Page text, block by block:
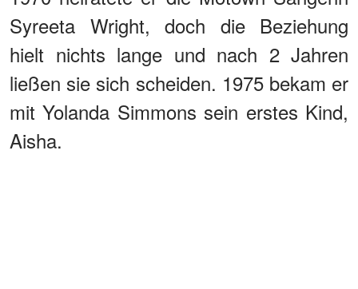
Syreeta Wright, doch die Beziehung
hielt nichts lange und nach 2 Jahren
ließen sie sich scheiden. 1975 bekam er
mit Yolanda Simmons sein erstes Kind,
Aisha.